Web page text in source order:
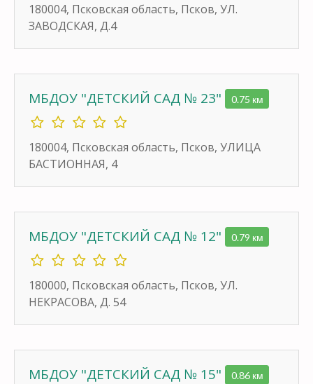
180004, Псковская область, Псков, УЛ.
ЗАВОДСКАЯ, Д.4
МБДОУ "ДЕТСКИЙ САД № 23" 0.75 км
180004, Псковская область, Псков, УЛИЦА
БАСТИОННАЯ, 4
МБДОУ "ДЕТСКИЙ САД № 12" 0.79 км
180000, Псковская область, Псков, УЛ.
НЕКРАСОВА, Д. 54
МБДОУ "ДЕТСКИЙ САД № 15" 0.86 км